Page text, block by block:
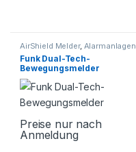
AirShield Melder, Alarmanlagen
Dahua AirShield ,
Sicherheitstechnik
Funk Dual-Tech-
Bewegungsmelder
Preise nur nach
Anmeldung